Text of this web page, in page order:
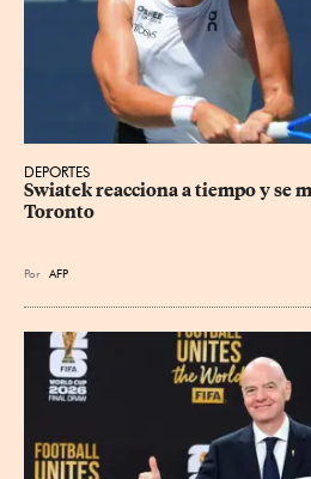
DEPORTES
Swiatek reacciona a tiempo y se
Toronto
Por AFP